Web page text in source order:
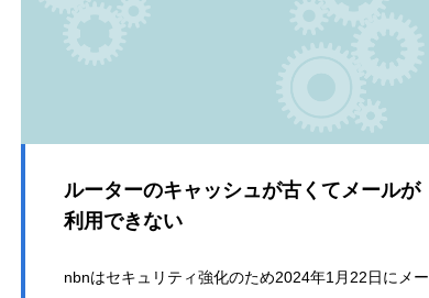
ルーターのキャッシュが古くてメールが
利用できない
nbnはセキュリティ強化のため2024年1月22日にメー